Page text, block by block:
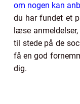
om nogen kan
du har fundet et
læse
til stede på de
få en god
dig.